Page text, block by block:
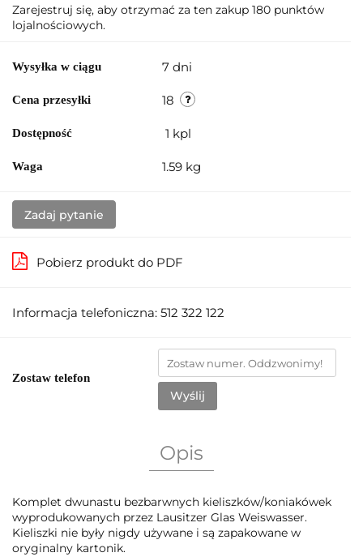
Zarejestruj się, aby otrzymać za ten zakup 180 punktów
lojalnościowych.
Wysyłka w ciągu 7 dni
Cena przesyłki 18
Dostępność 1 kpl
Waga 1.59 kg
Zadaj pytanie
Pobierz produkt do PDF
Informacja telefoniczna: 512 322 122
Zostaw telefon
Wyślij
Opis
Komplet dwunastu bezbarwnych kieliszków/koniakówek
wyprodukowanych przez Lausitzer Glas Weiswasser.
Kieliszki nie były nigdy używane i są zapakowane w
oryginalny kartonik.